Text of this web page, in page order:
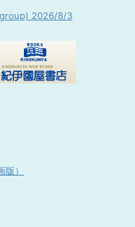
2026/8/3
）